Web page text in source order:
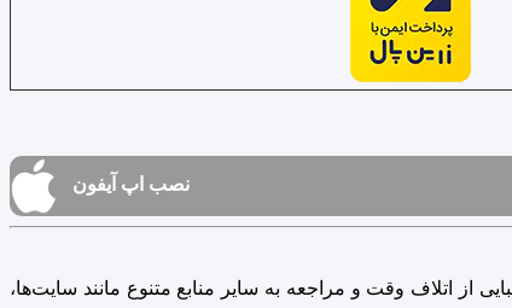
نصب اپ آیفون
از اتلاف وقت و مراجعه به سایر منابع متنوع مانند سایت‌ها،